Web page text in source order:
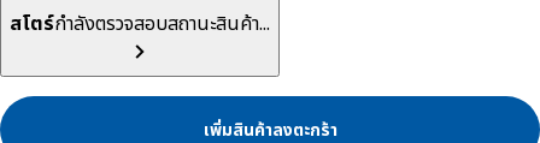
สโตร์กำลังตรวจสอบสถานะสินค้า...
เพิ่มสินค้าลงตะกร้า